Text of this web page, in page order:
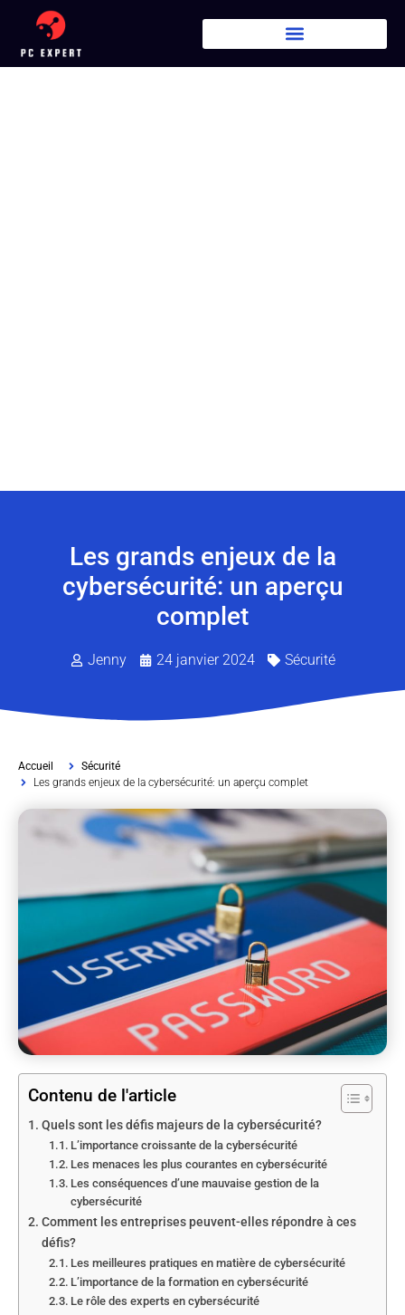
Les grands enjeux de la
cybersécurité: un aperçu
complet
Jenny 24 janvier 2024 Sécurité
Accueil
Sécurité
Les grands enjeux de la cybersécurité: un aperçu complet
Contenu de l'article
Quels sont les défis majeurs de la cybersécurité?
L’importance croissante de la cybersécurité
Les menaces les plus courantes en cybersécurité
Les conséquences d’une mauvaise gestion de la
cybersécurité
Comment les entreprises peuvent-elles répondre à ces
défis?
Les meilleures pratiques en matière de cybersécurité
L’importance de la formation en cybersécurité
Le rôle des experts en cybersécurité